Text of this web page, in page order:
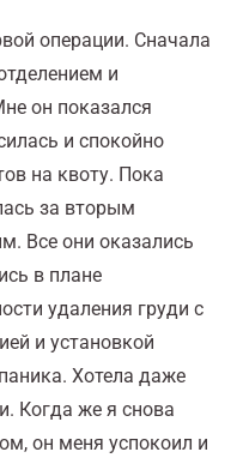
операции. Сначала
и
он показался
и спокойно
на квоту. Пока
за вторым
Все они оказались
в плане
удаления груди с
и установкой
Хотела даже
Когда же я снова
он меня успокоил и